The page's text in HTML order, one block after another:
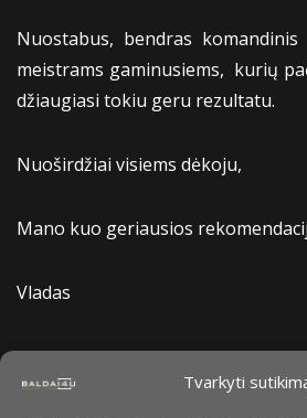
Tvarkyti
Nuostabus, bendras
meistrams gaminusiems, kurių
džiaugiasi tokiu geru rezultatu.
Nuoširdžiai visiems dėkoju,
Mano kuo geriausios
Vladas